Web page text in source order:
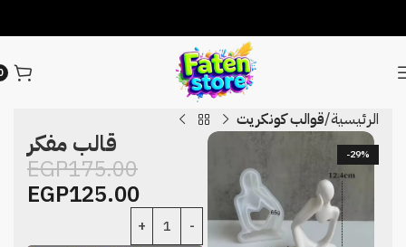
الرئيسية قوالب كونكريت
-29% قالب مفكر
EGP175.00
EGP125.00